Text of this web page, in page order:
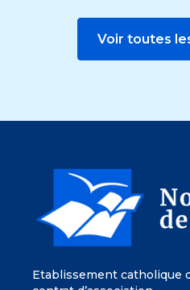
Voir toutes
Etablissement catholique